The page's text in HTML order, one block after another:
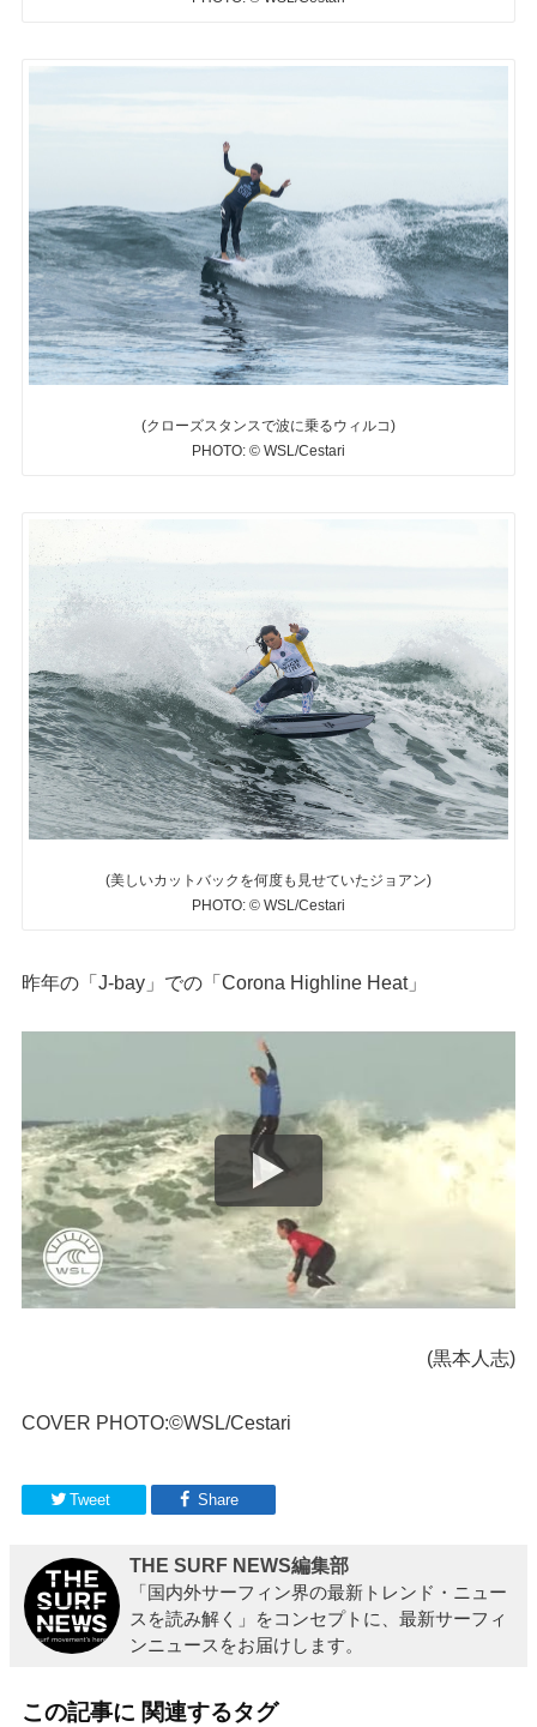
(クローズスタンスで波に乗るウィルコ)
PHOTO: © WSL/Cestari
(美しいカットバックを何度も見せていたジョアン)
PHOTO: © WSL/Cestari
昨年の「J-bay」での「Corona Highline Heat」
(黒本人志)
COVER PHOTO:©WSL/Cestari
Tweet Share
THE SURF NEWS編集部
「国内外サーフィン界の最新トレンド・ニュー
スを読み解く」をコンセプトに、最新サーフィ
ンニュースをお届けします。
この記事に 関連するタグ